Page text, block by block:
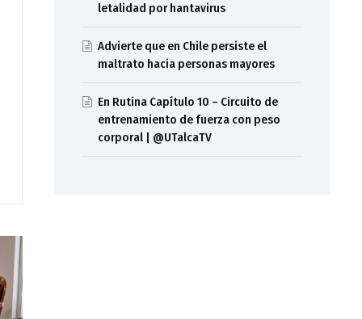
letalidad por hantavirus
Advierte que en Chile persiste el
maltrato hacia personas mayores
En Rutina Capítulo 10 – Circuito de
entrenamiento de fuerza con peso
corporal | @UTalcaTV